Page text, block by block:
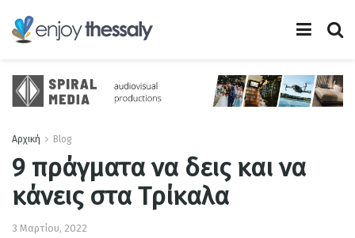
Αρχική Blog
9 πράγματα να δεις και να
κάνεις στα Τρίκαλα
3 Μαρτίου, 2022